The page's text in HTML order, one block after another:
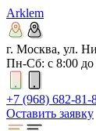
Arklem
г. Москва, ул.
Пн-Сб: с 8:00 до
+7 (968) 682-81-
Оставить заявку